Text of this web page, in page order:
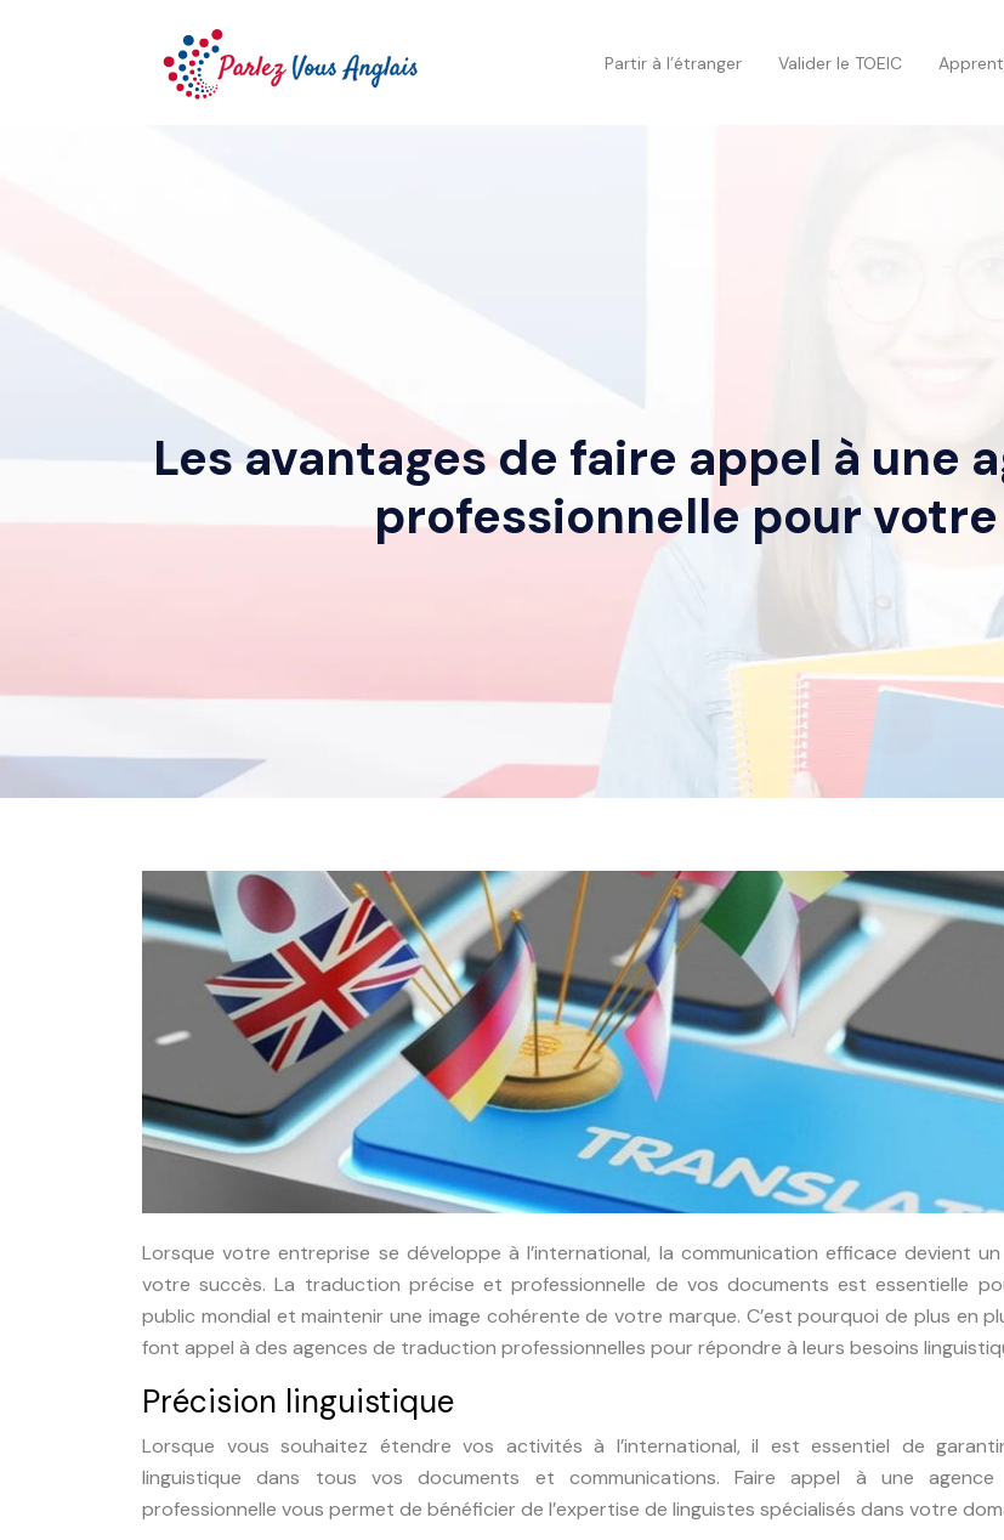
Partir à l’étranger Valider le TOEIC
Les avantages de faire appel à une
professionnelle pour
Lorsque votre entreprise se développe à l’international, la communication efficace devient
votre succès. La traduction précise et professionnelle de vos documents est essentielle
public mondial et maintenir une image cohérente de votre marque. C’est pourquoi de plus en
font appel à des agences de traduction professionnelles pour répondre à leurs besoins
Précision linguistique
Lorsque vous souhaitez étendre vos activités à l’international, il est essentiel de
linguistique dans tous vos documents et communications. Faire appel à une
professionnelle vous permet de bénéficier de l’expertise de linguistes spécialisés dans votre